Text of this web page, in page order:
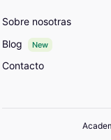
Sobre nosotras
Blog
New
Contacto